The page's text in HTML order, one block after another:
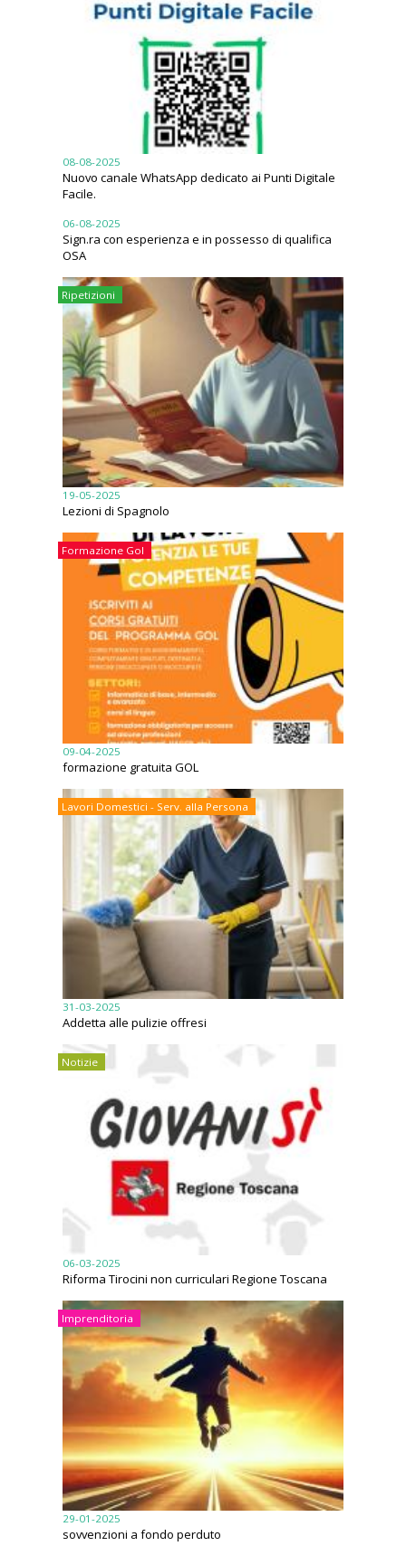
08-08-2025
Nuovo canale WhatsApp dedicato ai Punti Digitale
Facile.
06-08-2025
Sign.ra con esperienza e in possesso di qualifica
OSA
Ripetizioni
19-05-2025
Lezioni di Spagnolo
Formazione Gol
09-04-2025
formazione gratuita GOL
Lavori Domestici - Serv. alla Persona
31-03-2025
Addetta alle pulizie offresi
Notizie
06-03-2025
Riforma Tirocini non curriculari Regione Toscana
Imprenditoria
29-01-2025
sovvenzioni a fondo perduto